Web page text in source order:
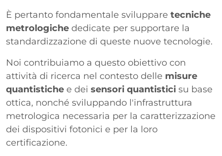
È pertanto fondamentale sviluppare tecniche
metrologiche dedicate per supportare la
standardizzazione di queste nuove tecnologie.
Noi contribuiamo a questo obiettivo con
attività di ricerca nel contesto delle misure
quantistiche e dei sensori quantistici su base
ottica, nonché sviluppando l'infrastruttura
metrologica necessaria per la caratterizzazione
dei dispositivi fotonici e per la loro
certificazione.